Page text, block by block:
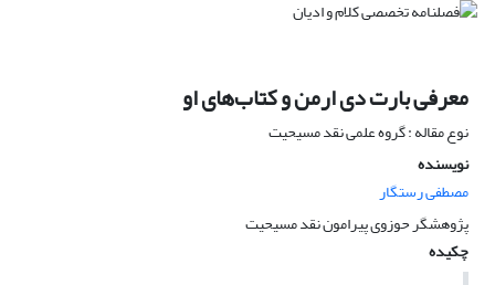
معرفی بارت دی ارمن و کتاب‌های او
نوع مقاله : گروه علمی نقد مسیحیت
نویسنده
مصطفی رستگار
پژوهشگر حوزوی پیرامون نقد مسیحیت
چکیده